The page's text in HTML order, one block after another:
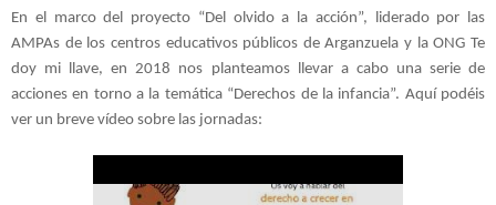
En el marco del proyecto “Del olvido a la acción”, liderado por las
AMPAs de los centros educativos públicos de Arganzuela y la ONG Te
doy mi llave, en 2018 nos planteamos llevar a cabo una serie de
acciones en torno a la temática “Derechos de la infancia”. Aquí podéis
ver un breve vídeo sobre las jornadas: